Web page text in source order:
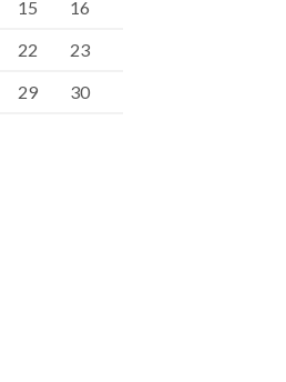
15
16
22
23
29
30